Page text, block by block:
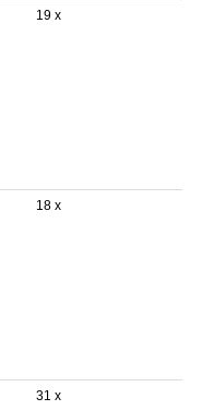
19 x
18 x
31 x